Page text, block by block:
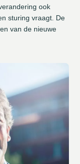
ook
sturing vraagt. De
van de nieuwe